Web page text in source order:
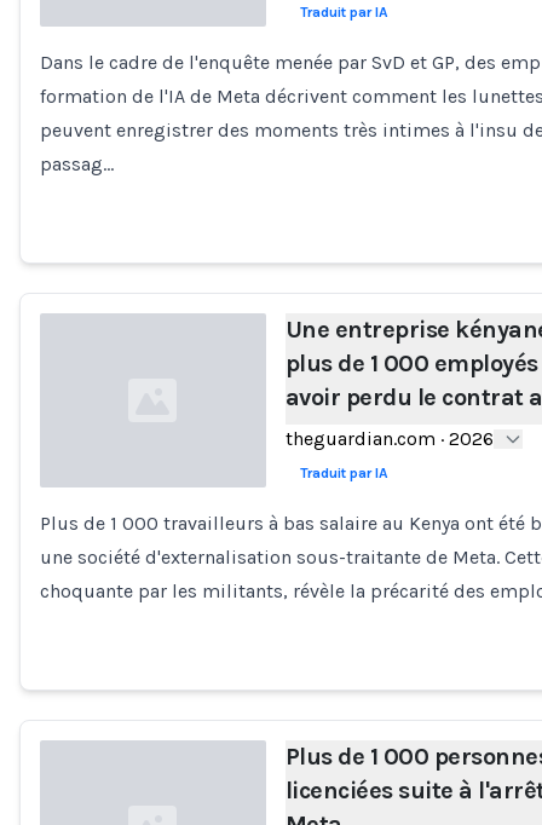
Traduit par IA
Dans le cadre de l'enquête menée par SvD et GP, des
formation de l'IA de Meta décrivent comment les
peuvent enregistrer des moments très intimes à l'insu
passag…
Une entreprise
plus de 1 000
avoir perdu le contrat
theguardian.com · 2026
Traduit par IA
Plus de 1 000 travailleurs à bas salaire au Kenya ont été
une société d'externalisation sous-traitante de Meta.
choquante par les militants, révèle la précarité des
Plus de 1 000
licenciées suite à